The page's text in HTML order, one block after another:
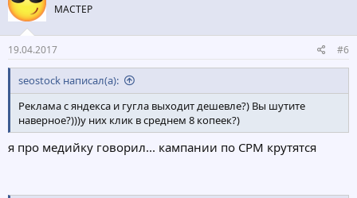
МАСТЕР
19.04.2017 #6
seostock написал(а):
Реклама с яндекса и гугла выходит дешевле?) Вы шутите
наверное?)))у них клик в среднем 8 копеек?)
я про медийку говорил... кампании по СРМ крутятся